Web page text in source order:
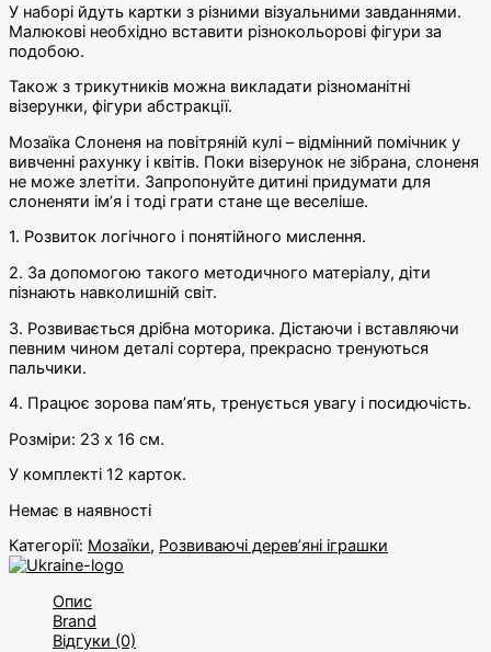
У наборі йдуть картки з різними візуальними завданнями.
Малюкові необхідно вставити різнокольорові фігури за
подобою.
Також з трикутників можна викладати різноманітні
візерунки, фігури абстракції.
Мозаїка Слоненя на повітряній кулі – відмінний помічник у
вивченні рахунку і квітів. Поки візерунок не зібрана, слоненя
не може злетіти. Запропонуйте дитині придумати для
слоненяти ім’я і тоді грати стане ще веселіше.
1. Розвиток логічного і понятійного мислення.
2. За допомогою такого методичного матеріалу, діти
пізнають навколишній світ.
3. Розвивається дрібна моторика. Дістаючи і вставляючи
певним чином деталі сортера, прекрасно тренуються
пальчики.
4. Працює зорова пам’ять, тренується увагу і посидючість.
Розміри: 23 х 16 см.
У комплекті 12 карток.
Немає в наявності
Категорії: Мозаїки, Розвиваючі дерев’яні іграшки
Опис
Brand
Відгуки (0)